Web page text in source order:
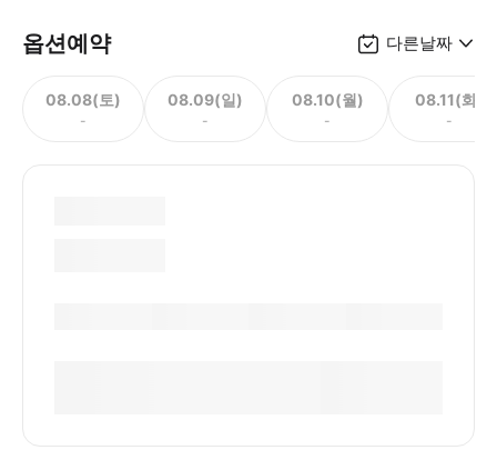
옵션예약 다른날짜
08.08(토)
-
08.09(일)
-
08.10(월)
-
08.11(화)
-